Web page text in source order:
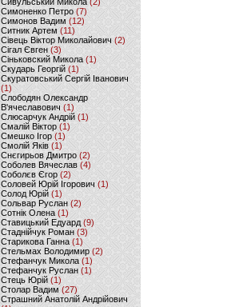
Симоненко Петро(7)
Симонов Вадим (12)
Ситник Артем(11)
Сівець Віктор Миколайович(2)
Сігал Євген (3)
Сіньковский Микола(1)
Скударь Георгій (1)
Скуратовський Сергій Іванович
(1)
Слободян Олександр
В'ячеславович(1)
Слюсарчук Андрій(1)
Смалій Віктор (1)
Смешко Ігор (1)
Смолій Яків (1)
Снєгирьов Дмитро (2)
Соболев Вячеслав (4)
Соболєв Єгор(2)
Соловей Юрій Ігорович (1)
Солод Юрій (1)
Сольвар Руслан (2)
Сотнік Олена(1)
Ставицький Едуард (9)
Стаднійчук Роман(3)
Старикова Ганна (1)
Стельмах Володимир(2)
Стефанчук Микола (1)
Стефанчук Руслан (1)
Стець Юрій (1)
Столар Вадим(27)
Страшний Анатолій Андрійович